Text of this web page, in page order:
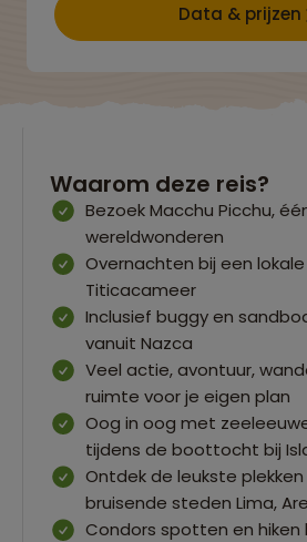
Data & prijzen
Waarom deze reis?
Bezoek Macchu Picchu,
wereldwonderen
Overnachten bij een
Titicacameer
Inclusief buggy en
vanuit Nazca
Veel actie, avontuur,
ruimte voor je eigen plan
Oog in oog met
tijdens de boottocht bij
Ontdek de leukste
bruisende steden Lima,
Condors spotten en hiken